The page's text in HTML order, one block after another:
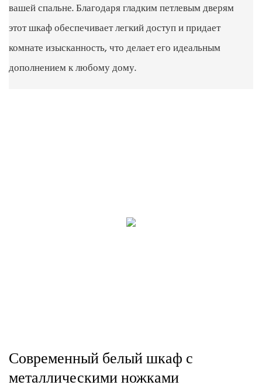
вашей спальне. Благодаря гладким петлевым дверям
этот шкаф обеспечивает легкий доступ и придает
комнате изысканность, что делает его идеальным
дополнением к любому дому.
Современный белый шкаф с
металлическими ножками